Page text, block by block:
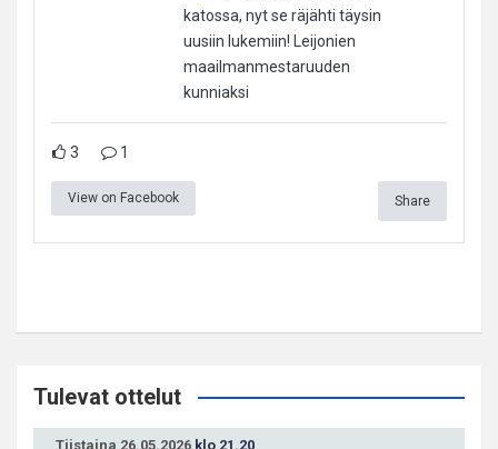
katossa, nyt se räjähti täysin
uusiin lukemiin! Leijonien
maailmanmestaruuden
kunniaksi
3 1
View on Facebook Share
Tulevat ottelut
Tiistaina 26.05.2026 klo 21.20